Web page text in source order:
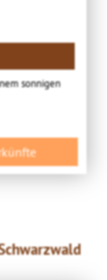
sonnigen